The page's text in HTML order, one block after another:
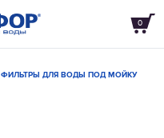
0
ФИЛЬТРЫ ДЛЯ ВОДЫ ПОД МОЙКУ